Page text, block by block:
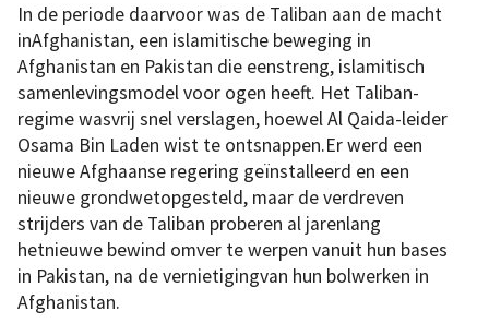
In de periode daarvoor was de Taliban aan de macht
inAfghanistan, een islamitische beweging in
Afghanistan en Pakistan die eenstreng, islamitisch
samenlevingsmodel voor ogen heeft. Het Taliban-
regime wasvrij snel verslagen, hoewel Al Qaida-leider
Osama Bin Laden wist te ontsnappen.Er werd een
nieuwe Afghaanse regering geïnstalleerd en een
nieuwe grondwetopgesteld, maar de verdreven
strijders van de Taliban proberen al jarenlang
hetnieuwe bewind omver te werpen vanuit hun bases
in Pakistan, na de vernietigingvan hun bolwerken in
Afghanistan.